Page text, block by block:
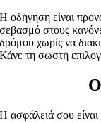
Η οδήγηση είναι
σεβασμό στους
δρόμου χωρίς να
Κάνε τη σωστή
Η ασφάλειά σου είναι